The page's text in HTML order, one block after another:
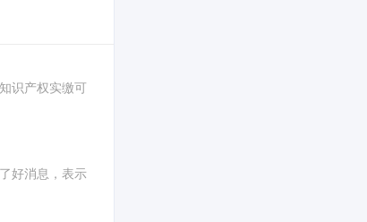
识产权实缴可
好消息，表示